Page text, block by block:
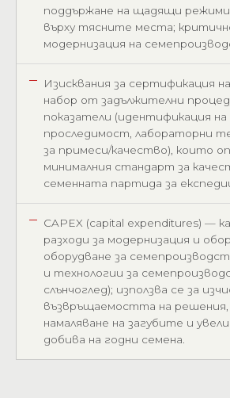
поддържане на щадящи
върху тясните места;
модернизация на
Изисквания за сертификация
набор от задължителни
показатели (идентификация
проследимост, лабораторни
за примеси/качество), които
минималния стандарт за
семенната партида за
CAPEX (capital expenditures) —
разходи за модернизация и
оборудване за
и технологии за
слънчоглед); използва се за
възвръщаемостта на решения,
намаляване на загубите и
добива на годни семена.